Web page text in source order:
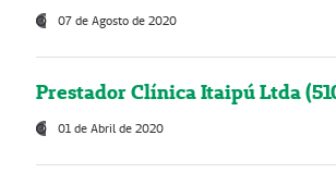
07 de Agosto de 2020
Prestador Clínica Itaipú Ltda
01 de Abril de 2020